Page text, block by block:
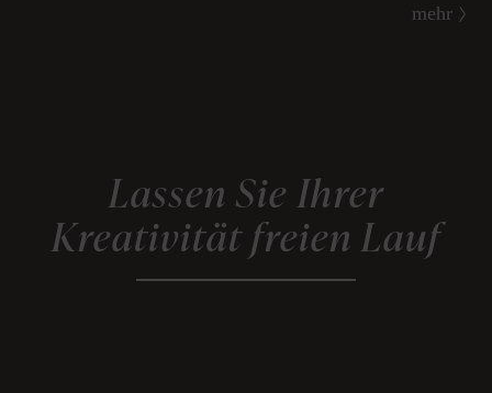
mehr
Lassen Sie Ihrer
Kreativität freien Lauf